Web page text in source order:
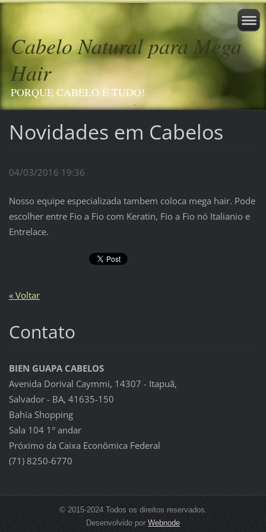
Cabelo Natural para Mega
Hair
PORQUE CABELO É TUDO!
Novidades em Cabelos
04/03/2016 19:36
Nosso equipe especializada tambem coloca mega hair. Pode
escolher entre Fio a Fio com Keratin, Fio a Fio nó Italianio e
Entrelace.
« Voltar
Contato
BIEN GUAPA CABELOS
Avenida Dorival Caymmi, 14307 - Itapuã,
Salvador - BA, 41635-150
Bahía Shopping
Sala 104 1° andar
Próximo da Caixa Econômica Federal
(71) 8250-6770
© 2015-2024 Todos os direitos reservados.
Desenvolvido por Webnode